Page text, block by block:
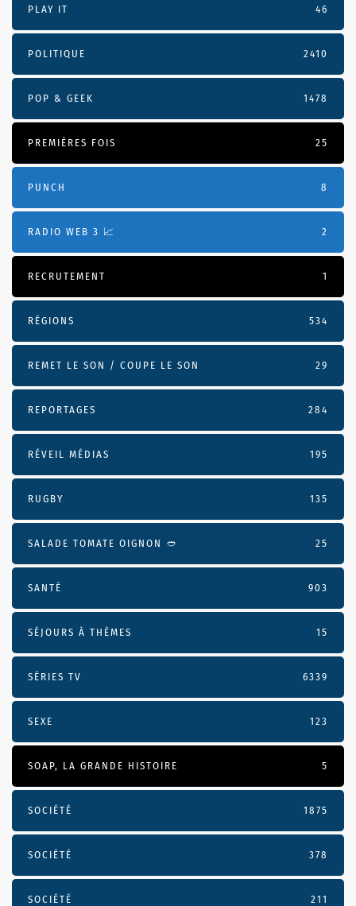
PLAY IT 46
POLITIQUE 2410
POP & GEEK 1478
PREMIÈRES FOIS 25
PUNCH 8
RADIO WEB 3 📈 2
RECRUTEMENT 1
RÉGIONS 534
REMET LE SON / COUPE LE SON 29
REPORTAGES 284
RÉVEIL MÉDIAS 195
RUGBY 135
SALADE TOMATE OIGNON 🥙 25
SANTÉ 903
SÉJOURS À THÈMES 15
SÉRIES TV 6339
SEXE 123
SOAP, LA GRANDE HISTOIRE 5
SOCIÉTÉ 1875
SOCIÉTÉ 378
SOCIÉTÉ 211